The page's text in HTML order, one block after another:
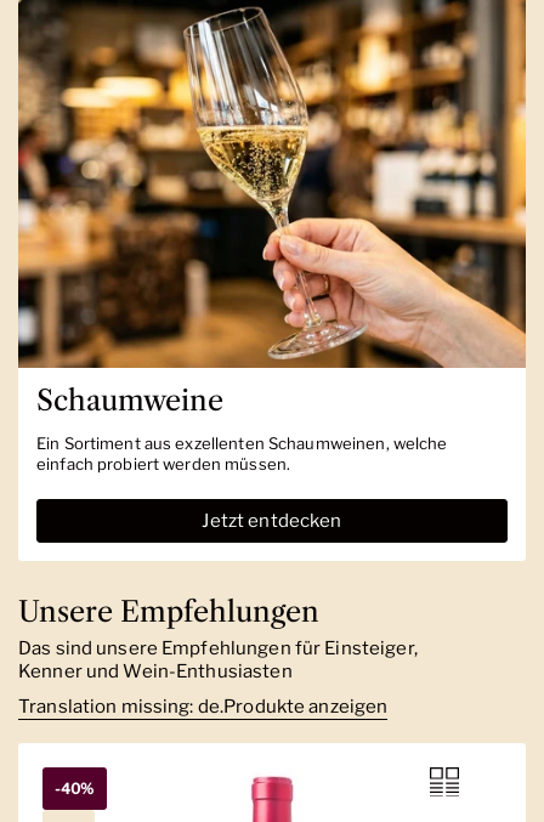
Schaumweine
Ein Sortiment aus exzellenten Schaumweinen, welche
einfach probiert werden müssen.
Jetzt entdecken
Unsere Empfehlungen
Das sind unsere Empfehlungen für Einsteiger,
Kenner und Wein-Enthusiasten
Translation missing: de.Produkte anzeigen
-40%